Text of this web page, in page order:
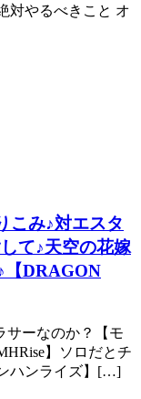
対やるべきこと オ
こみ♪対エスタ
て♪天空の花嫁
【DRAGON
サーなのか？【モ
】ソロだとチ
ハンライズ】[…]